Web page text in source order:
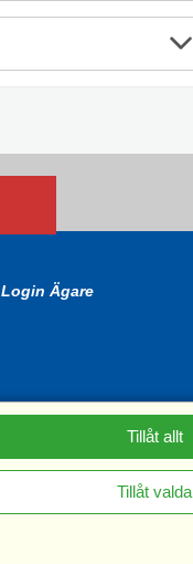
Login Ägare
Tillåt allt
Tillåt valda